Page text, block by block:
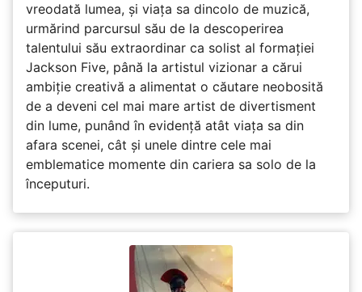
vreodată lumea, și viața sa dincolo de muzică,
urmărind parcursul său de la descoperirea
talentului său extraordinar ca solist al formației
Jackson Five, până la artistul vizionar a cărui
ambiție creativă a alimentat o căutare neobosită
de a deveni cel mai mare artist de divertisment
din lume, punând în evidență atât viața sa din
afara scenei, cât și unele dintre cele mai
emblematice momente din cariera sa solo de la
începuturi.